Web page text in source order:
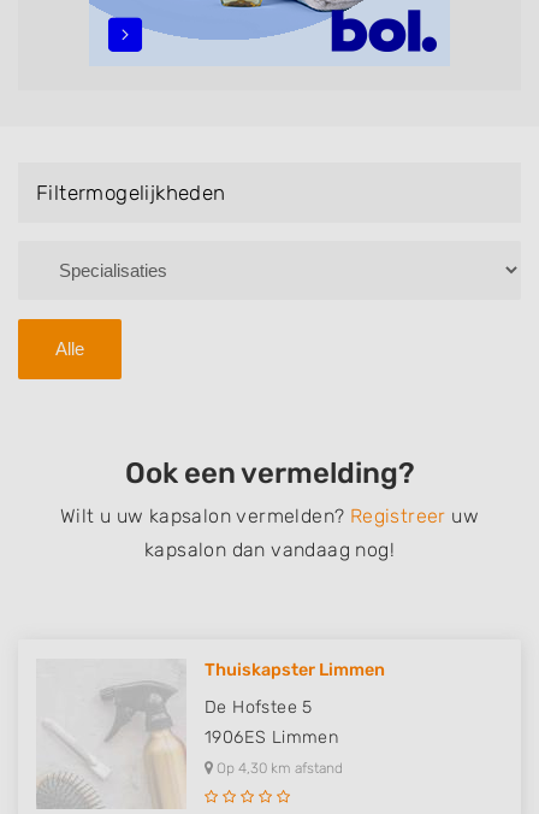
filteren met behulp van de specialisatie filter en u
Filtermogelijkheden
Alle
Ook een vermelding?
Wilt u uw kapsalon vermelden? Registreer uw
kapsalon dan vandaag nog!
Thuiskapster Limmen
De Hofstee 5
1906ES Limmen
Op 4,30 km afstand